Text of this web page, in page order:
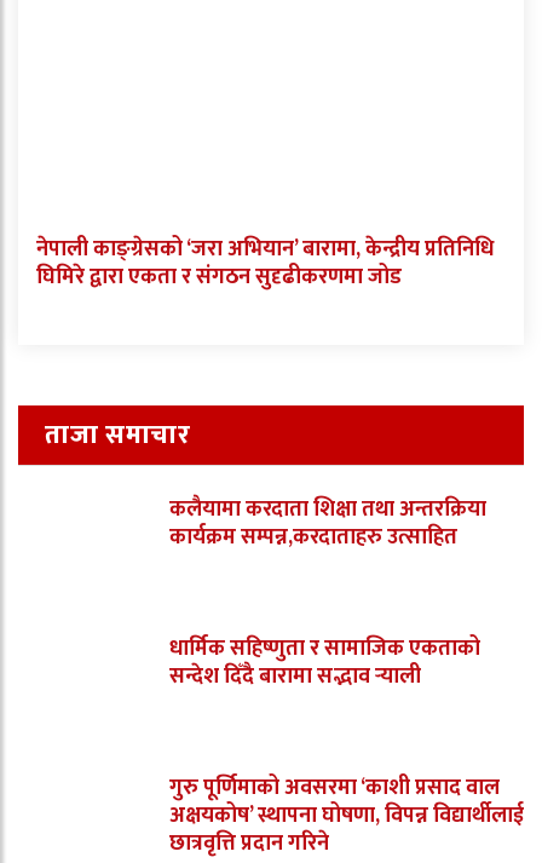
नेपाली काङ्ग्रेसको ‘जरा अभियान’ बारामा, केन्द्रीय प्रतिनिधि
घिमिरे द्वारा एकता र संगठन सुदृढीकरणमा जोड
ताजा समाचार
कलैयामा करदाता शिक्षा तथा अन्तरक्रिया
कार्यक्रम सम्पन्न,करदाताहरु उत्साहित
धार्मिक सहिष्णुता र सामाजिक एकताको
सन्देश दिँदै बारामा सद्भाव र्‍याली
गुरु पूर्णिमाको अवसरमा ‘काशी प्रसाद वाल
अक्षयकोष’ स्थापना घोषणा, विपन्न विद्यार्थीलाई
छात्रवृत्ति प्रदान गरिने